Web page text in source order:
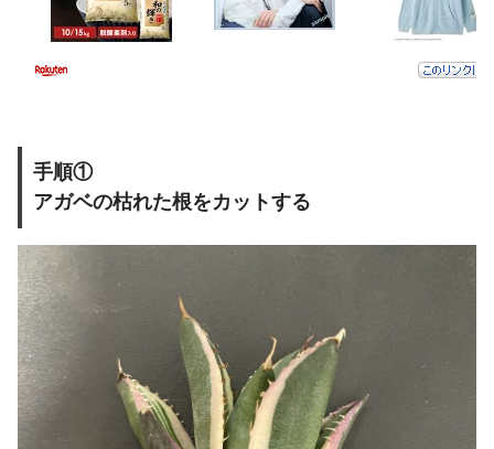
手順①
アガベの枯れた根をカットする